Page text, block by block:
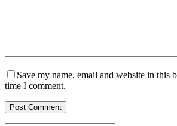
Save my name, email and website in this
time I comment.
Post Comment